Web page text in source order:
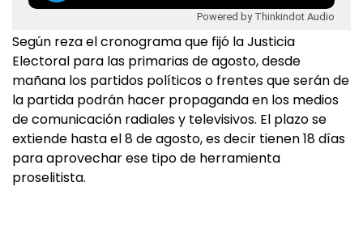
Powered by Thinkindot Audio
Según reza el cronograma que fijó la Justicia
Electoral para las primarias de agosto, desde
mañana los partidos políticos o frentes que serán de
la partida podrán hacer propaganda en los medios
de comunicación radiales y televisivos. El plazo se
extiende hasta el 8 de agosto, es decir tienen 18 días
para aprovechar ese tipo de herramienta
proselitista.